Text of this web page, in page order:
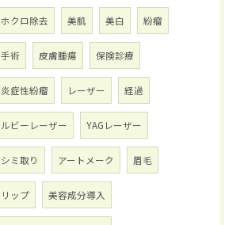
ホクロ除去 美肌 美白 紛瘤
手術 皮膚腫瘍 保険診療
炎症性紛瘤 レーザー 経過
ルビーレーザー YAGレーザー
シミ取り アートメーク 眉毛
リップ 美容成分導入